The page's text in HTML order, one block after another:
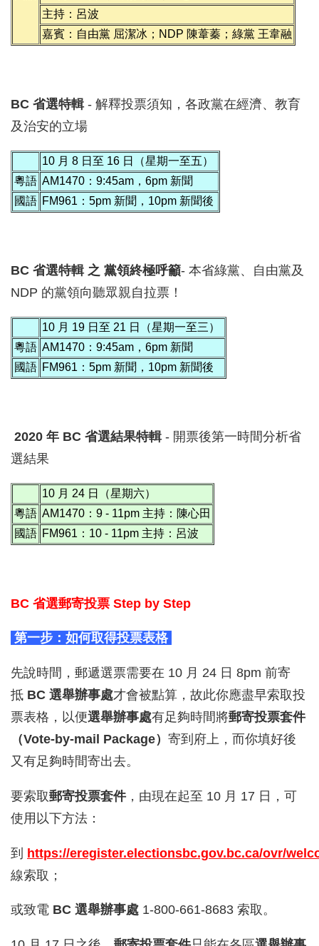
主持：呂波
嘉賓：自由黨 屈潔冰；NDP 陳葦蓁；綠黨 王韋融
BC 省選特輯 - 解釋投票須知，各政黨在經濟、教育
及治安的立場
10 月 8 日至 16 日（星期一至五）
粵語 AM1470：9:45am，6pm 新聞
國語 FM961：5pm 新聞，10pm 新聞後
BC 省選特輯 之 黨領終極呼籲- 本省綠黨、自由黨及
NDP 的黨領向聽眾親自拉票！
10 月 19 日至 21 日（星期一至三）
粵語 AM1470：9:45am，6pm 新聞
國語 FM961：5pm 新聞，10pm 新聞後
2020 年 BC 省選結果特輯 - 開票後第一時間分析省
選結果
10 月 24 日（星期六）
粵語 AM1470：9 - 11pm 主持：陳心田
國語 FM961：10 - 11pm 主持：呂波
BC 省選郵寄投票 Step by Step
第一步：如何取得投票表格
先說時間，郵遞選票需要在 10 月 24 日 8pm 前寄
抵 BC 選舉辦事處才會被點算，故此你應盡早索取投
票表格，以便選舉辦事處有足夠時間將郵寄投票套件
（Vote-by-mail Package） 寄到府上，而你填好後
又有足夠時間寄出去。
要索取郵寄投票套件 ，由現在起至 10 月 17 日，可
使用以下方法：
到 https://eregister.electionsbc.gov.bc.ca/ovr/
線索取；
或致電 BC 選舉辦事處 1-800-661-8683 索取。